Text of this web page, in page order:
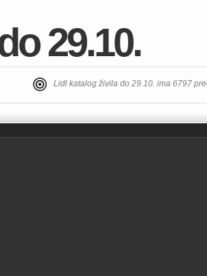
29.10.
Lidl katalog živila do 29.10. ima 6797